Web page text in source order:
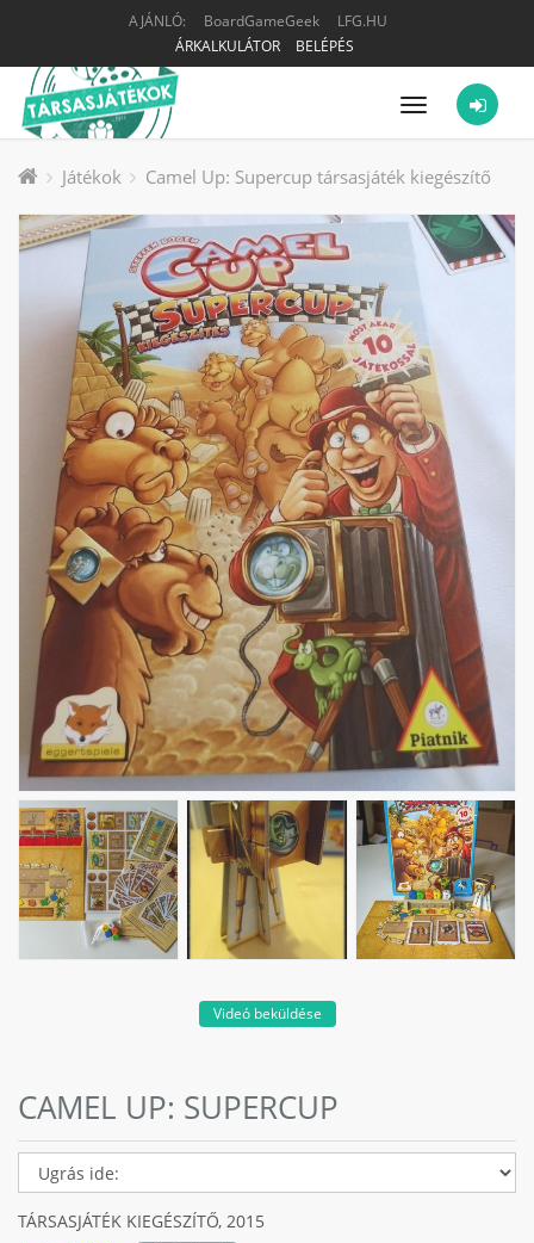
AJÁNLÓ: BoardGameGeek
LFG.HU
ÁRKALKULÁTOR
BELÉPÉS
Menü
Játékok Camel Up: Supercup társasjáték kiegészítő
Videó beküldése
CAMEL UP: SUPERCUP
TÁRSASJÁTÉK KIEGÉSZÍTŐ, 2015